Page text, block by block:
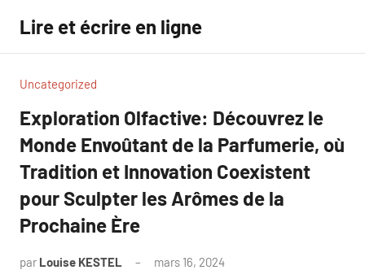
contenu
Lire et écrire en ligne
Uncategorized
Exploration Olfactive: Découvrez le
Monde Envoûtant de la Parfumerie, où
Tradition et Innovation Coexistent
pour Sculpter les Arômes de la
Prochaine Ère
par Louise KESTEL mars 16, 2024